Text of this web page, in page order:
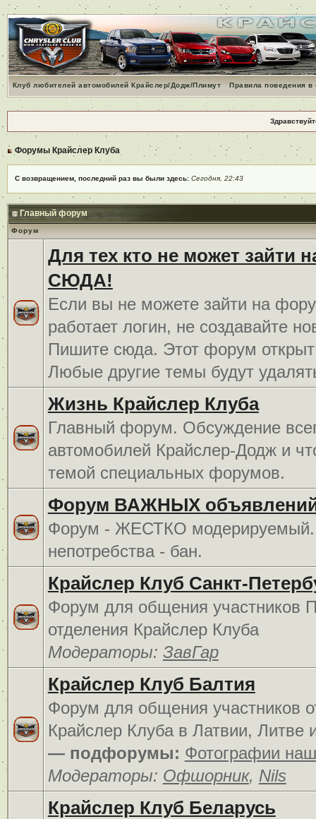
Клуб любителей автомобилей Крайслер/Додж/Плимут Правила поведения
Форумы Крайслер Клуба
С возвращением, последний раз вы были здесь: Сегодня, 22:43
Главный форум
Форум
Для тех кто не может зайти
СЮДА!
Если вы не можете зайти на
работает логин, не создавайте
Пишите сюда. Этот форум открыт
Любые другие темы будут
Жизнь Крайслер Клуба
Главный форум. Обсуждение
автомобилей Крайслер-Додж и
темой специальных форумов.
Форум ВАЖНЫХ
Форум - ЖЕСТКО
непотребства - бан.
Крайслер Клуб Санкт-
Форум для общения участников
отделения Крайслер Клуба
Модераторы: ЗавГар
Крайслер Клуб Балтия
Форум для общения участников
Крайслер Клуба в Латвии, Литве
— подфорумы: Фотографии
Модераторы: Офшорник, Nils
Крайслер Клуб Беларусь